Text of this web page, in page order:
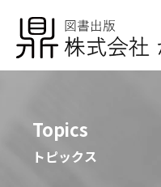
Topics
トピックス